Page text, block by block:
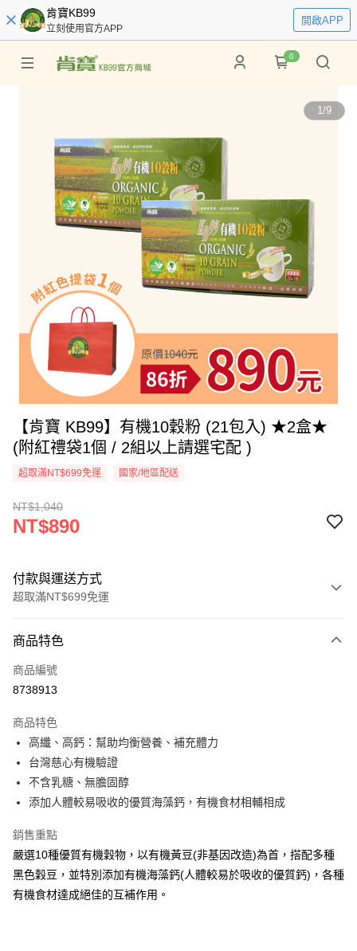
肯寶KB99
立刻使用官方APP
開啟APP
0
1/9
【肯寶 KB99】有機10穀粉 (21包入) ★2盒★
(附紅禮袋1個 / 2組以上請選宅配 )
超取滿NT$699免運 國家/地區配送
NT$1,040
NT$890
付款與運送方式
超取滿NT$699免運
信用卡一次付款
信用卡分期付款
合作金庫商業銀行
華南商業銀行
彰化商業銀行
上海商業儲蓄銀行
國泰世華商業銀行
臺灣中小企業銀行
台中商業銀行
聯邦商業銀行
元大商業銀行
永豐商業銀行
星展（台灣）商業銀行
台新國際商業銀行
中國信託商業銀行
台灣樂天信用卡公司
6 期 0 利率 每期
華南商業銀行
上海商業儲蓄銀行
國泰世華商業銀行
兆豐國際商業銀行
匯豐（台灣）商業銀行
聯邦商業銀行
遠東國際商業銀行
元大商業銀行
永豐商業銀行
玉山商業銀行
12 期 0 利率 每期NT$74
合作金庫商業銀行
上海商業儲蓄銀行
台北富邦商業銀行
國泰世華商業銀行
臺灣中小企業銀行
匯豐（台灣）商業銀行
華泰商業銀行
聯邦商業銀行
遠東國際商業銀行
元大商業銀行
超商取貨付款
LINE Pay
Apple Pay
街口支付
悠遊付
商品特色
商品編號
8738913
商品特色
高纖、高鈣：幫助均衡營養、補充體力
台灣慈心有機驗證
不含乳糖、無膽固醇
添加人體較易吸收的優質海藻鈣，有機食材相輔相成
銷售重點
嚴選10種優質有機穀物，以有機黃豆(非基因改造)為首，搭配多種
黑色穀豆，並特別添加有機海藻鈣(人體較易於吸收的優質鈣)，各種
有機食材達成絕佳的互補作用。